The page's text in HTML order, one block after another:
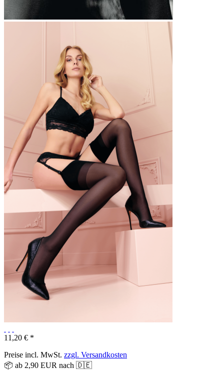
11,20 € *
Preise incl. MwSt. zzgl. Versandkosten
📦 ab 2,90 EUR nach 🇩🇪